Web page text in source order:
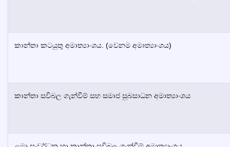
කාන්තා කටයුතු අමාත්‍යාංශය. (වෙනම අමාත්‍යාංශය)
කාන්තා සවිබල ගැන්වීම් සහ සමාජ සුබසාධන අමාත්‍යාංශය